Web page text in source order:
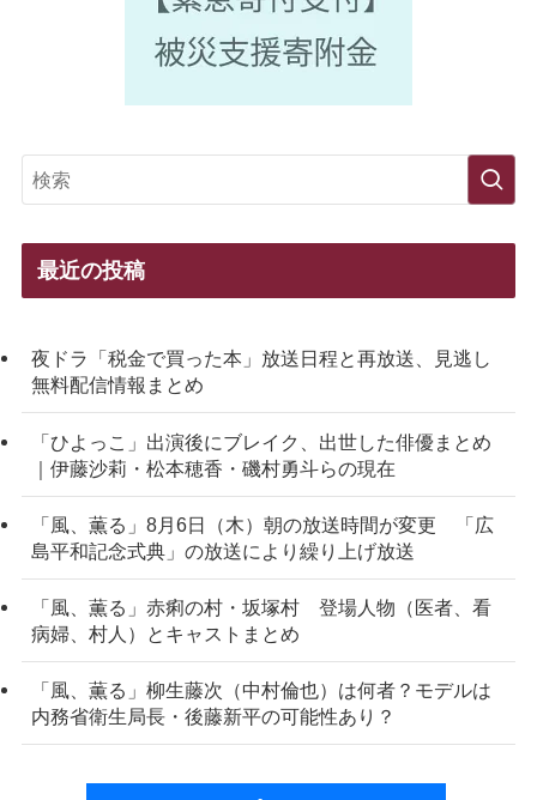
最近の投稿
夜ドラ「税金で買った本」放送日程と再放送、見逃し
無料配信情報まとめ
「ひよっこ」出演後にブレイク、出世した俳優まとめ
｜伊藤沙莉・松本穂香・磯村勇斗らの現在
「風、薫る」8月6日（木）朝の放送時間が変更 「広
島平和記念式典」の放送により繰り上げ放送
「風、薫る」赤痢の村・坂塚村 登場人物（医者、看
病婦、村人）とキャストまとめ
「風、薫る」柳生藤次（中村倫也）は何者？モデルは
内務省衛生局長・後藤新平の可能性あり？